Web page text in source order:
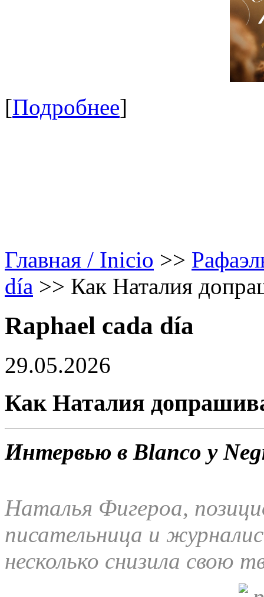
[Подробнее]
Главная / Inicio >>
día >> Как Наталия
Raphael cada día
29.05.2026
Как Наталия
Интервью в Blanco y
Наталья Фигероа,
писательница и
несколько снизила свою